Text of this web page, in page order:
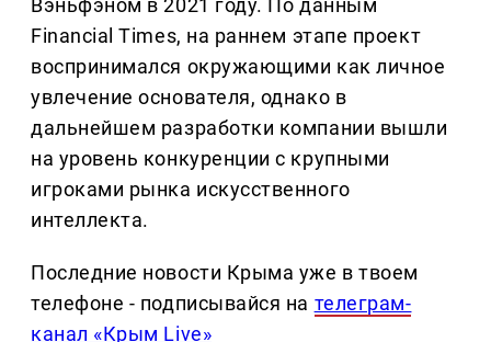
Вэньфэном в 2021 году. По данным
Financial Times, на раннем этапе проект
воспринимался окружающими как личное
увлечение основателя, однако в
дальнейшем разработки компании вышли
на уровень конкуренции с крупными
игроками рынка искусственного
интеллекта.
Последние новости Крыма уже в твоем
телефоне - подписывайся на телеграм-
канал «Крым Live»